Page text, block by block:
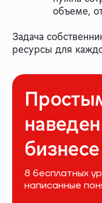
объеме,
Задача
ресурсы для
бизнесе
8 бесплатных
написанные